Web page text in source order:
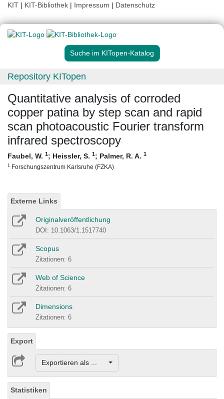
KIT | KIT-Bibliothek | Impressum | Datenschutz
Suche im KITopen-Katalog
Repository KITopen
Quantitative analysis of corroded
copper patina by step scan and rapid
scan photoacoustic Fourier transform
infrared spectroscopy
Faubel, W. 1; Heissler, S. 1; Palmer, R. A. 1
1 Forschungszentrum Karlsruhe (FZKA)
Externe Links
Originalveröffentlichung
DOI: 10.1063/1.1517740
Scopus
Zitationen: 6
Web of Science
Zitationen: 6
Dimensions
Zitationen: 6
Export
Exportieren als ...
Statistiken